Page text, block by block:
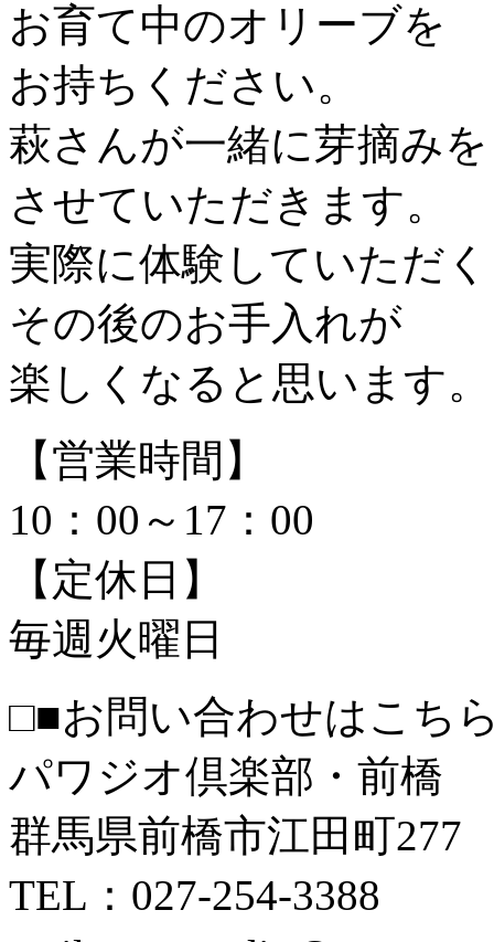
お育て中のオリーブを
お持ちください。
萩さんが一緒に芽摘みを
させていただきます。
実際に体験していただ
その後のお手入れが
楽しくなると思います。
【営業時間】
10：00～17：00
【定休日】
毎週火曜日
□■お問い合わせはこち
パワジオ倶楽部・前橋
群馬県前橋市江田町277
TEL：027-254-3388